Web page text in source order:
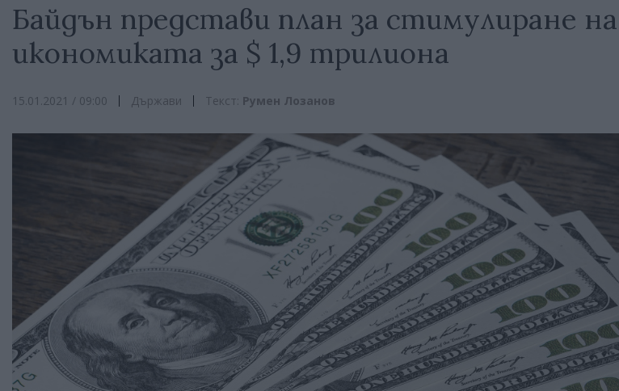
Байдън представи план за стимулиране на
икономиката за $ 1,9 трилиона
15.01.2021 / 09:00 Държави Текст: Румен Лозанов